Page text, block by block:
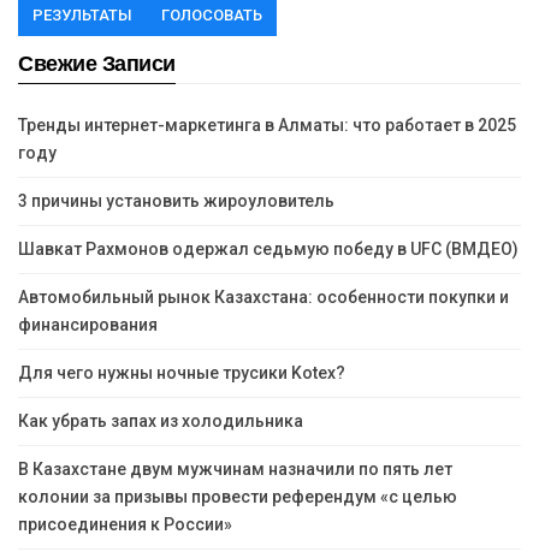
РЕЗУЛЬТАТЫ ГОЛОСОВАТЬ
Свежие Записи
Тренды интернет-маркетинга в Алматы: что работает в 2025
году
3 причины установить жироуловитель
Шавкат Рахмонов одержал седьмую победу в UFC (ВМДЕО)
Автомобильный рынок Казахстана: особенности покупки и
финансирования
Для чего нужны ночные трусики Kotex?
Как убрать запах из холодильника
В Казахстане двум мужчинам назначили по пять лет
колонии за призывы провести референдум «с целью
присоединения к России»